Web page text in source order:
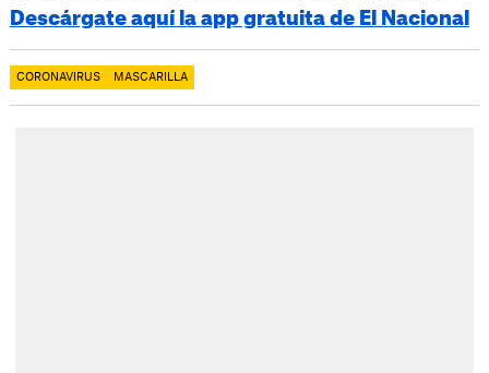
Descárgate aquí la app gratuita de El Nacional
CORONAVIRUS MASCARILLA